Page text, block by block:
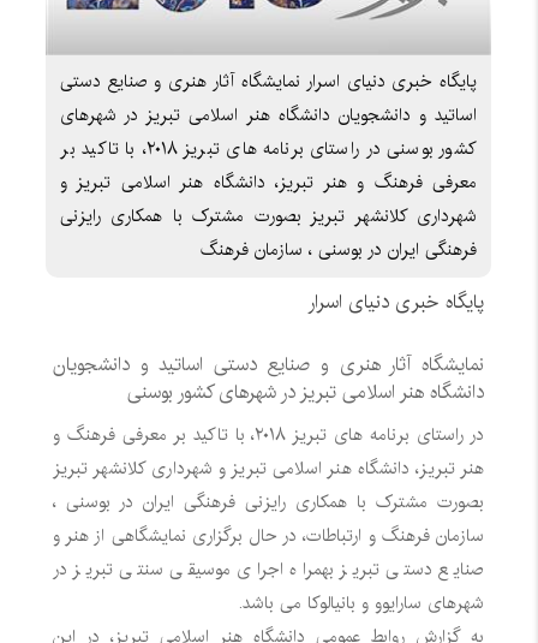
پایگاه خبری دنیای اسرار نمایشگاه آثار هنری و صنایع دستی
اساتید و دانشجویان دانشگاه هنر اسلامی تبریز در شهرهای
کشور بوسنی در راستای برنامه های تبریز ۲۰۱۸، با تاکید بر
معرفی فرهنگ و هنر تبریز، دانشگاه هنر اسلامی تبریز و
شهرداری کلانشهر تبریز بصورت مشترک با همکاری رایزنی
فرهنگی ایران در بوسنی ، سازمان فرهنگ
پایگاه خبری دنیای اسرار
نمایشگاه آثار هنری و صنایع دستی اساتید و دانشجویان
دانشگاه هنر اسلامی تبریز در شهرهای کشور بوسنی
در راستای برنامه های تبریز ۲۰۱۸، با تاکید بر معرفی فرهنگ و
هنر تبریز، دانشگاه هنر اسلامی تبریز و شهرداری کلانشهر تبریز
بصورت مشترک با همکاری رایزنی فرهنگی ایران در بوسنی ،
سازمان فرهنگ و ارتباطات، در حال برگزاری نمایشگاهی از هنر و
صنایع دستی تبریز بهمراه اجرای موسیقی سنتی تبریز در
شهرهای سارایوو و بانیالوکا می باشد.
به گزارش روابط عمومی دانشگاه هنر اسلامی تبریز، در این